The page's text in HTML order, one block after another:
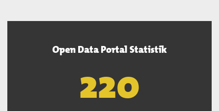
Open Data Portal Statistik
221